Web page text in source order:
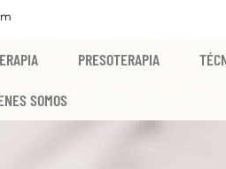
PRESOTERAPIA
SOMOS